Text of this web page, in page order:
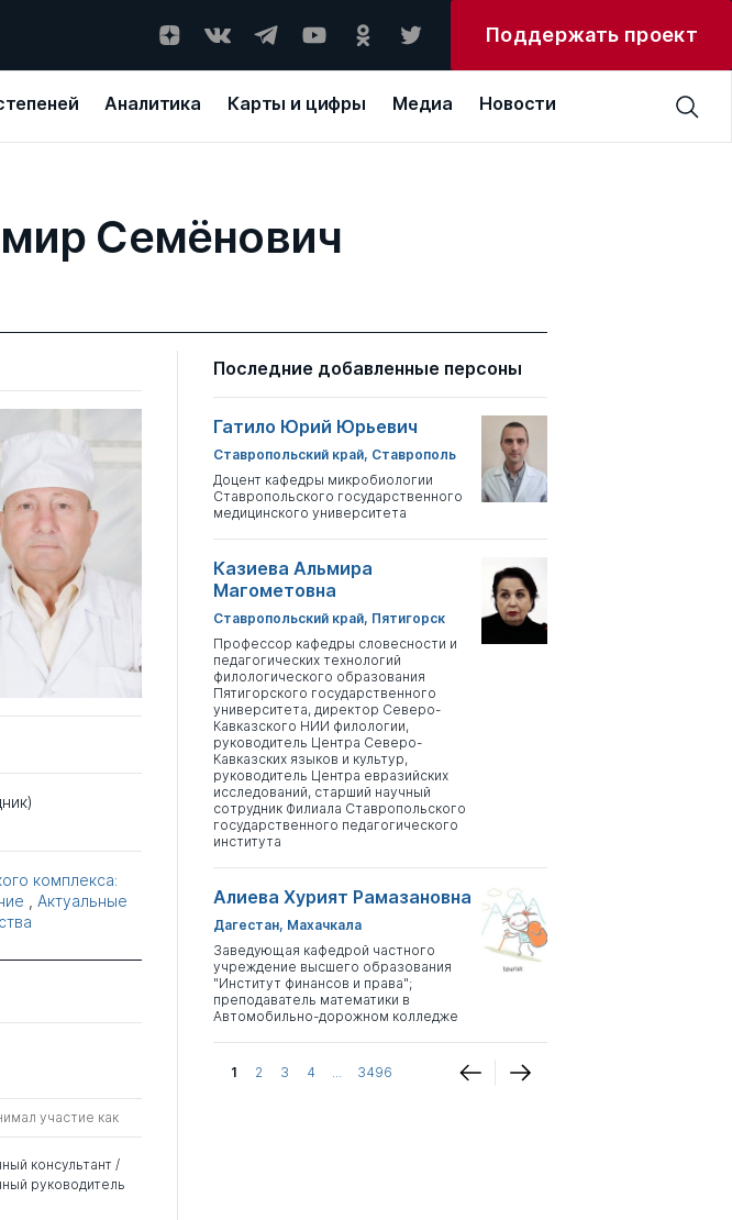
Поддержать проект
Аналитика Карты и цифры Медиа Новости
Семёнович
комплекса:
Актуальные
участие как
консультант /
руководитель
Последние добавленные персоны
Гатило Юрий Юрьевич
Ставропольский край, Ставрополь
Доцент кафедры микробиологии
Ставропольского государственного
медицинского университета
Казиева Альмира
Магометовна
Ставропольский край, Пятигорск
Профессор кафедры словесности и
педагогических технологий
филологического образования
Пятигорского государственного
университета, директор Северо-
Кавказского НИИ филологии,
руководитель Центра Северо-
Кавказских языков и культур,
руководитель Центра евразийских
исследований, старший научный
сотрудник Филиала Ставропольского
государственного педагогического
института
Алиева Хурият Рамазановна
Дагестан, Махачкала
Заведующая кафедрой частного
учреждение высшего образования
"Институт финансов и права";
преподаватель математики в
Автомобильно-дорожном колледже
1 2 3 4 ... 3496